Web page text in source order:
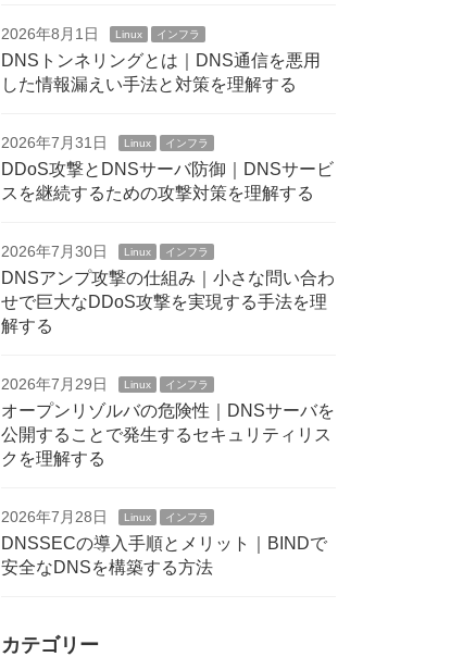
2026年8月1日 Linux インフラ
DNSトンネリングとは｜DNS通信を悪用
した情報漏えい手法と対策を理解する
2026年7月31日 Linux インフラ
DDoS攻撃とDNSサーバ防御｜DNSサービ
スを継続するための攻撃対策を理解する
2026年7月30日 Linux インフラ
DNSアンプ攻撃の仕組み｜小さな問い合わ
せで巨大なDDoS攻撃を実現する手法を理
解する
2026年7月29日 Linux インフラ
オープンリゾルバの危険性｜DNSサーバを
公開することで発生するセキュリティリス
クを理解する
2026年7月28日 Linux インフラ
DNSSECの導入手順とメリット｜BINDで
安全なDNSを構築する方法
カテゴリー